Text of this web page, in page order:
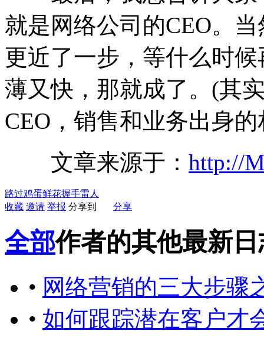
就是网络公司的CEO。
更近了一步，等什么时
薄又快，那就成了。(其
CEO，销售和业务出身
文章来源于： http://
路过鸡蛋鲜花握手雷人
收藏 邀请 举报 分享到 分享
全部作者的其他最新日
• 网络营销的三大步骤
• 如何跟踪潜在客户才